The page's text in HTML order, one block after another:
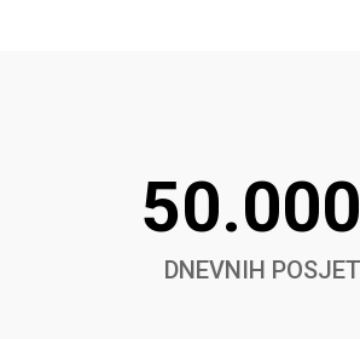
DNEVNIH